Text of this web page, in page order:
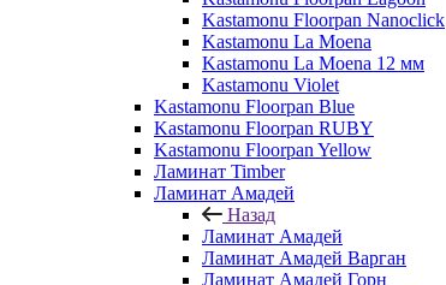
Kastamonu Floorpan Nanoclick
Kastamonu La Moena
Kastamonu La Moena 12 мм
Kastamonu Violet
Kastamonu Floorpan Blue
Kastamonu Floorpan RUBY
Kastamonu Floorpan Yellow
Ламинат Timber
Ламинат Амадей
Назад
Ламинат Амадей
Ламинат Амадей Варган
Ламинат Амадей Горн